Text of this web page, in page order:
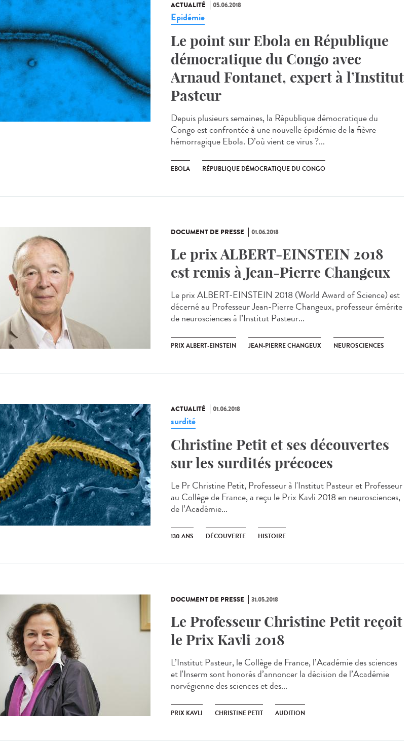
ACTUALITÉ 05.06.2018
Epidémie
Le point sur Ebola en République
démocratique du Congo avec
Arnaud Fontanet, expert à l’Institut
Pasteur
Depuis plusieurs semaines, la République démocratique du
Congo est confrontée à une nouvelle épidémie de la fièvre
hémorragique Ebola. D’où vient ce virus ?...
EBOLA RÉPUBLIQUE DÉMOCRATIQUE DU CONGO
DOCUMENT DE PRESSE 01.06.2018
Le prix ALBERT-EINSTEIN 2018
est remis à Jean-Pierre Changeux
Le prix ALBERT-EINSTEIN 2018 (World Award of Science) est
décerné au Professeur Jean-Pierre Changeux, professeur émérite
de neurosciences à l’Institut Pasteur...
PRIX ALBERT-EINSTEIN JEAN-PIERRE CHANGEUX NEUROSCIENCES
ACTUALITÉ 01.06.2018
surdité
Christine Petit et ses découvertes
sur les surdités précoces
Le Pr Christine Petit, Professeur à l'Institut Pasteur et Professeur
au Collège de France, a reçu le Prix Kavli 2018 en neurosciences,
de l’Académie...
130 ANS DÉCOUVERTE HISTOIRE
DOCUMENT DE PRESSE 31.05.2018
Le Professeur Christine Petit reçoit
le Prix Kavli 2018
L’Institut Pasteur, le Collège de France, l’Académie des sciences
et l'Inserm sont honorés d’annoncer la décision de l’Académie
norvégienne des sciences et des...
PRIX KAVLI CHRISTINE PETIT AUDITION